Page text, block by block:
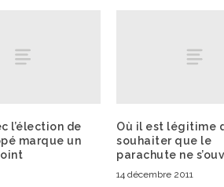
l’élection de
marque un
Où il est légitime
souhaiter que le
parachute ne
14 décembre 2011